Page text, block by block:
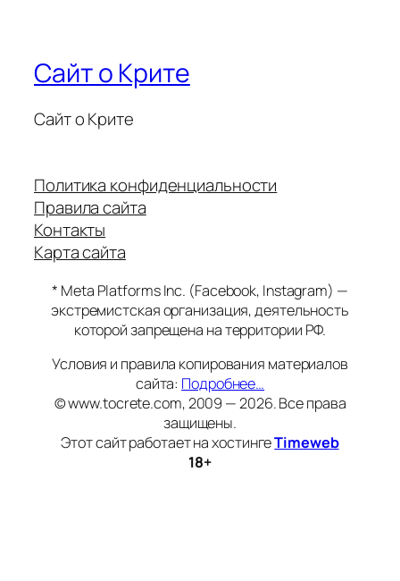
Сайт о Крите
Сайт о Крите
Политика конфиденциальности
Правила сайта
Контакты
Карта сайта
* Meta Platforms Inc. (Facebook, Instagram) —
экстремистская организация, деятельность
которой запрещена на территории РФ.
Условия и правила копирования материалов
сайта: Подробнее…
© www.tocrete.com, 2009 — 2026. Все права
защищены.
Этот сайт работает на хостингеTimeweb
18+